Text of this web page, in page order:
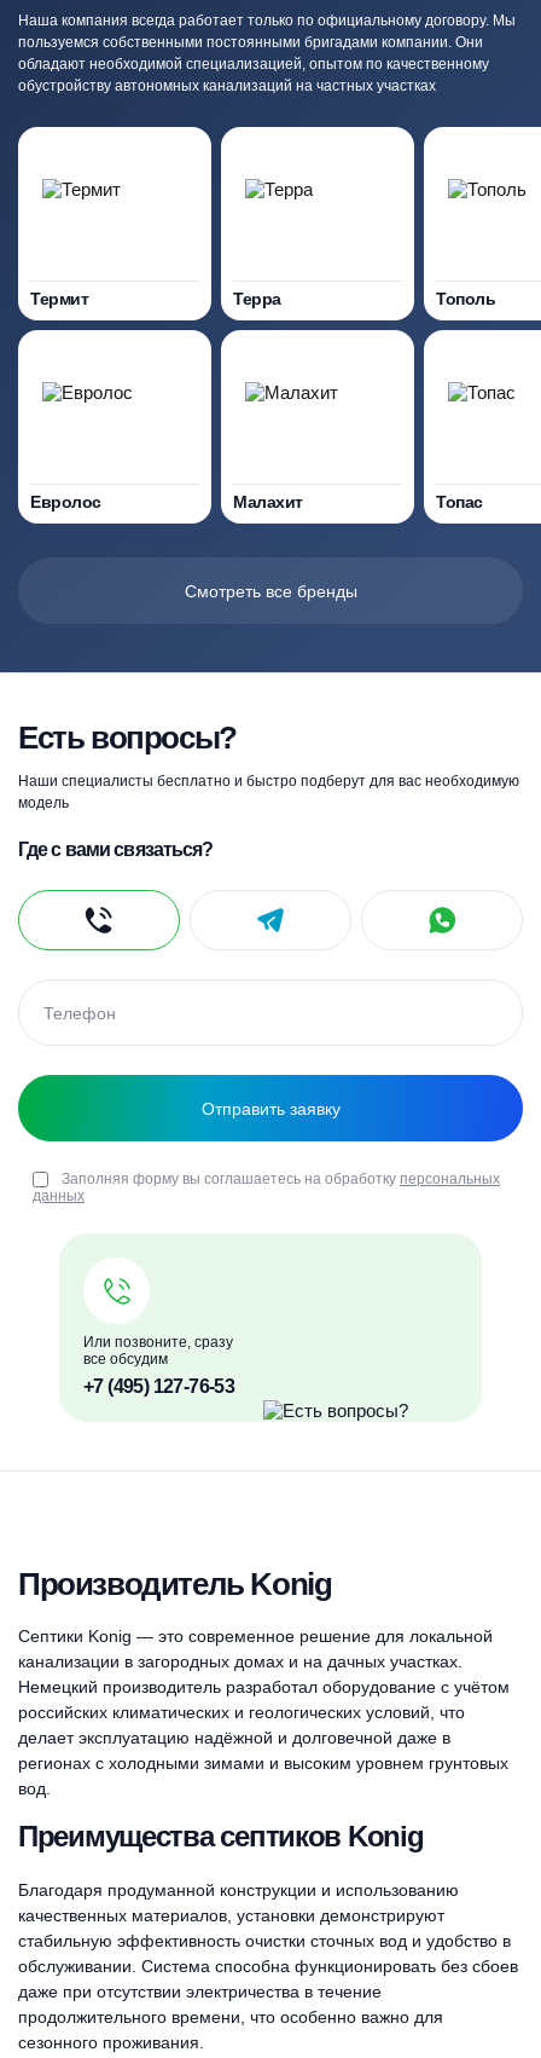
Наша компания всегда работает только по официальному договору. Мы
пользуемся собственными постоянными бригадами компании. Они
обладают необходимой специализацией, опытом по качественному
обустройству автономных канализаций на частных участках
Термит Терра Тополь
Евролос Малахит Топас
Смотреть все бренды
Есть вопросы?
Наши специалисты бесплатно и быстро подберут для вас необходимую
модель
Или позвоните, сразу
все обсудим
+7 (495) 127-76-53
Где с вами связаться?
Заполняя форму вы соглашаетесь на обработку персональных
данных
Производитель Konig
Септики Konig — это современное решение для локальной
канализации в загородных домах и на дачных участках.
Немецкий производитель разработал оборудование с учётом
российских климатических и геологических условий, что
делает эксплуатацию надёжной и долговечной даже в
регионах с холодными зимами и высоким уровнем грунтовых
вод.
Преимущества септиков Konig
Благодаря продуманной конструкции и использованию
качественных материалов, установки демонстрируют
стабильную эффективность очистки сточных вод и удобство в
обслуживании. Система способна функционировать без сбоев
даже при отсутствии электричества в течение
продолжительного времени, что особенно важно для
сезонного проживания.